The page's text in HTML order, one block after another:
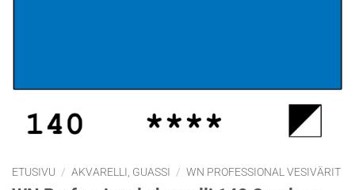
ETUSIVU / AKVARELLI, GUASSI / WN PROFESSIONAL VESIVÄRIT